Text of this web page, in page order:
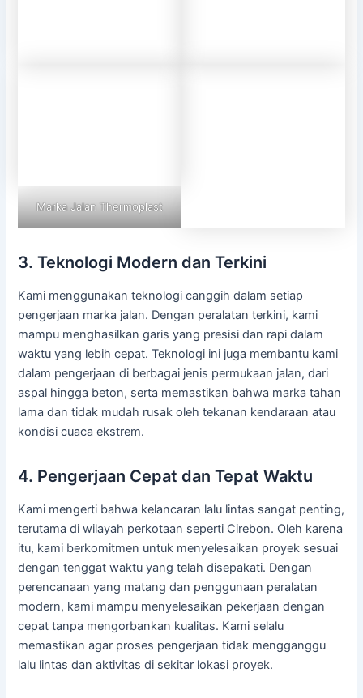
Marka Jalan Thermoplast
3. Teknologi Modern dan Terkini
Kami menggunakan teknologi canggih dalam setiap
pengerjaan marka jalan. Dengan peralatan terkini, kami
mampu menghasilkan garis yang presisi dan rapi dalam
waktu yang lebih cepat. Teknologi ini juga membantu kami
dalam pengerjaan di berbagai jenis permukaan jalan, dari
aspal hingga beton, serta memastikan bahwa marka tahan
lama dan tidak mudah rusak oleh tekanan kendaraan atau
kondisi cuaca ekstrem.
4. Pengerjaan Cepat dan Tepat Waktu
Kami mengerti bahwa kelancaran lalu lintas sangat penting,
terutama di wilayah perkotaan seperti Cirebon. Oleh karena
itu, kami berkomitmen untuk menyelesaikan proyek sesuai
dengan tenggat waktu yang telah disepakati. Dengan
perencanaan yang matang dan penggunaan peralatan
modern, kami mampu menyelesaikan pekerjaan dengan
cepat tanpa mengorbankan kualitas. Kami selalu
memastikan agar proses pengerjaan tidak mengganggu
lalu lintas dan aktivitas di sekitar lokasi proyek.